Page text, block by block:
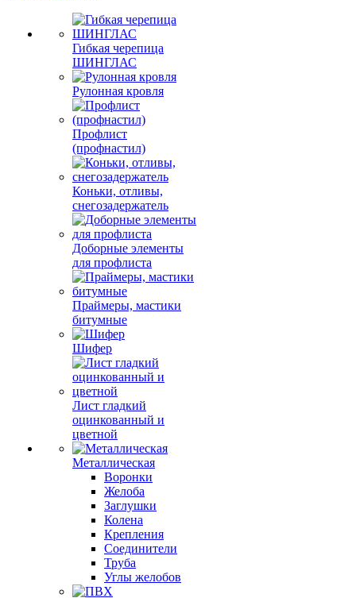
Гибкая черепица
ШИНГЛАС
Рулонная кровля
Профлист
(профнастил)
Коньки, отливы,
снегозадержатель
Доборные элементы
для профлиста
Праймеры, мастики
битумные
Шифер
Лист гладкий
оцинкованный и
цветной
Металлическая
Воронки
Желоба
Заглушки
Колена
Крепления
Соединители
Труба
Углы желобов